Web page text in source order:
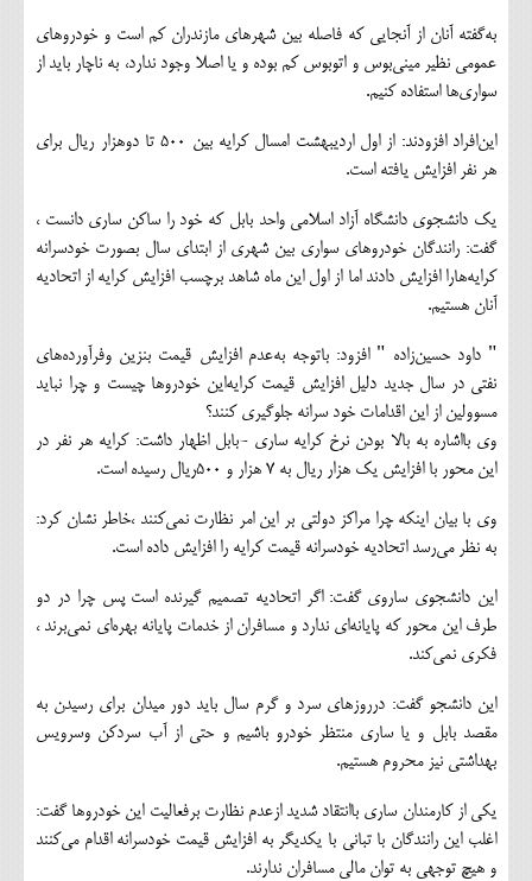
به‌گفته آنان از آنجايي كه فاصله بين شهرهاي مازندران كم است و خودروهاي
عمومي نظير ميني‌بوس و اتوبوس كم بوده و يا اصلا وجود ندارد، به ناچار بايد از
سواري‌ها استفاده كنيم.
اين‌افراد افزودند: از اول ارديبهشت امسال كرايه بين ‪ ۵۰۰‬تا دوهزار ريال براي
هر نفر افزايش يافته است.
يك دانشجوي دانشگاه آزاد اسلامي واحد بابل كه خود را ساكن ساري دانست ،
گفت: رانندگان خودروهاي سواري بين شهري از ابتداي سال بصورت خودسرانه
كرايه‌هارا افزايش دادند اما از اول اين ماه شاهد برچسب افزايش كرايه از اتحاديه
آنان هستيم.
" داود حسين‌زاده " افزود: باتوجه به‌عدم افزايش قيمت بنزين وفرآورده‌هاي
نفتي در سال جديد دليل افزايش قيمت كرايه‌اين خودروها چيست و چرا نبايد
مسوولين از اين اقدامات خود سرانه جلوگيري كنند؟
وي بااشاره به بالا بودن نرخ كرايه ساري -بابل اظهار داشت: كرايه هر نفر در
اين محور با افزايش يك هزار ريال به ‪ ۷‬هزار و ‪۵۰۰‬ريال رسيده است.
وي با بيان اينكه چرا مراكز دولتي بر اين امر نظارت نمي‌كنند ،خاطر نشان كرد:
به نظر مي‌رسد اتحاديه خودسرانه قيمت كرايه را افزايش داده است.
اين دانشجوي ساروي گفت: اگر اتحاديه تصميم گيرنده است پس چرا در دو
طرف اين محور كه پايانه‌اي ندارد و مسافران از خدمات پايانه بهره‌اي نمي‌برند ،
فكري نمي‌كند.
اين دانشجو گفت: درروزهاي سرد و گرم سال بايد دور ميدان براي رسيدن به
مقصد بابل و يا ساري منتظر خودرو باشيم و حتي از آب سردكن وسرويس
بهداشتي نيز محروم هستيم.
يكي از كارمندان ساري باانتقاد شديد ازعدم نظارت برفعاليت اين خودروها گفت:
اغلب اين رانندگان با تباني با يكديگر به افزايش قيمت خودسرانه اقدام مي‌كنند
و هيچ توجهي به توان مالي مسافران ندارند.